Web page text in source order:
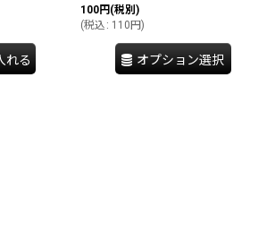
れる
100円 (税別)
(税込 : 110 円)
オプション選択